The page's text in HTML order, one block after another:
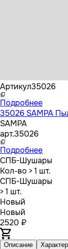
Артикул35026
Подробнее
35026 SAMPA
SAMPA
арт.35026
Подробнее
СПБ-Шушары
Кол-во > 1 шт.
СПБ-Шушары
> 1 шт.
Новый
Новый
2520 ₽
Описание